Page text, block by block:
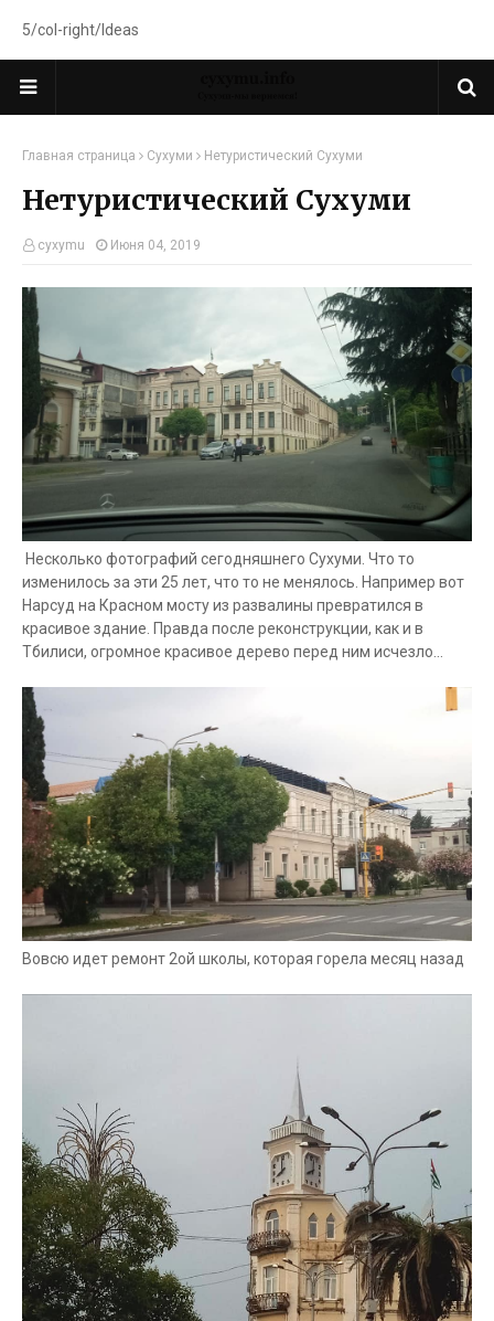
5/col-right/Ideas
Главная страница Сухуми Нетуристический Сухуми
Нетуристический Сухуми
cyxymu Июня 04, 2019
Несколько фотографий сегодняшнего Сухуми. Что то
изменилось за эти 25 лет, что то не менялось. Например вот
Нарсуд на Красном мосту из развалины превратился в
красивое здание. Правда после реконструкции, как и в
Тбилиси, огромное красивое дерево перед ним исчезло...
Вовсю идет ремонт 2ой школы, которая горела месяц назад